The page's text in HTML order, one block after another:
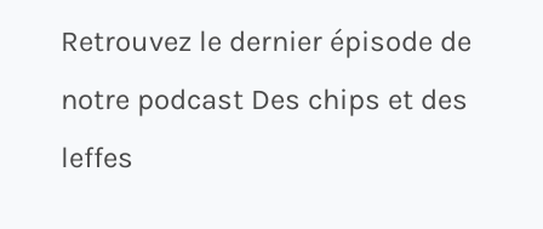
Retrouvez le dernier épisode de
notre podcast Des chips et des
leffes